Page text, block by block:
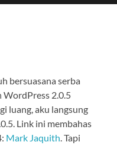
bersuasana serba
WordPress 2.0.5
luang, aku langsung
Link ini membahas
Mark Jaquith . Tapi